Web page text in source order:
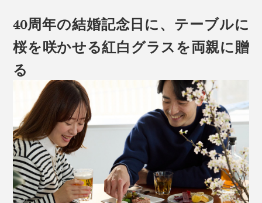
40周年の結婚記念日に、テーブルに
桜を咲かせる紅白グラスを両親に贈
る